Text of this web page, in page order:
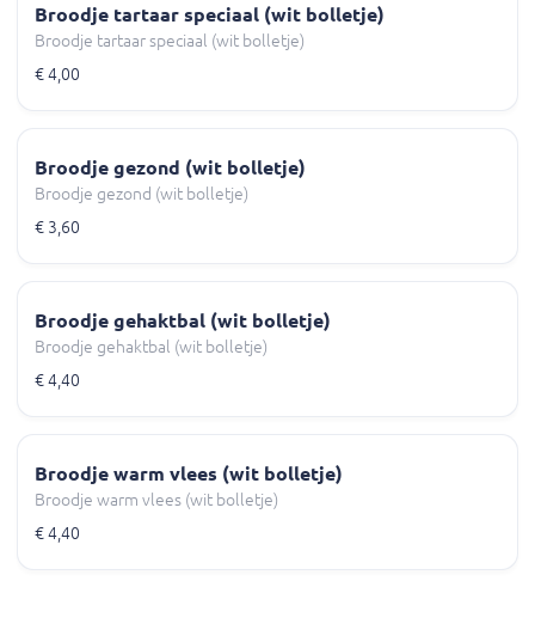
Broodje tartaar speciaal (wit bolletje)
Broodje tartaar speciaal (wit bolletje)
€ 4,00
Broodje gezond (wit bolletje)
Broodje gezond (wit bolletje)
€ 3,60
Broodje gehaktbal (wit bolletje)
Broodje gehaktbal (wit bolletje)
€ 4,40
Broodje warm vlees (wit bolletje)
Broodje warm vlees (wit bolletje)
€ 4,40